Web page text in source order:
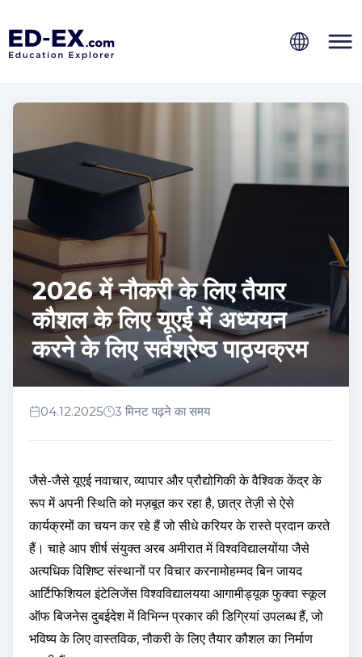
2026 में नौकरी के लिए तैयार
कौशल के लिए यूएई में अध्ययन
करने के लिए सर्वश्रेष्ठ पाठ्यक्रम
04.12.2025 3 मिनट पढ़ने का समय
जैसे-जैसे यूएई नवाचार, व्यापार और प्रौद्योगिकी के वैश्विक केंद्र के
रूप में अपनी स्थिति को मज़बूत कर रहा है, छात्र तेज़ी से ऐसे
कार्यक्रमों का चयन कर रहे हैं जो सीधे करियर के रास्ते प्रदान करते
हैं। चाहे आप शीर्ष संयुक्त अरब अमीरात में विश्वविद्यालयोंया जैसे
अत्यधिक विशिष्ट संस्थानों पर विचार करनामोहम्मद बिन जायद
आर्टिफिशियल इंटेलिजेंस विश्वविद्यालयया आगामीड्यूक फुक्वा स्कूल
ऑफ बिजनेस दुबईदेश में विभिन्न प्रकार की डिग्रियां उपलब्ध हैं, जो
भविष्य के लिए वास्तविक, नौकरी के लिए तैयार कौशल का निर्माण